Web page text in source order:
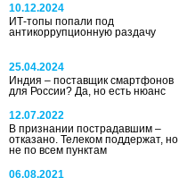
10.12.2024
ИТ-топы попали под
антикоррупционную раздачу
25.04.2024
Индия – поставщик смартфонов
для России? Да, но есть нюанс
12.07.2022
В признании пострадавшим –
отказано. Телеком поддержат, но
не по всем пунктам
06.08.2021